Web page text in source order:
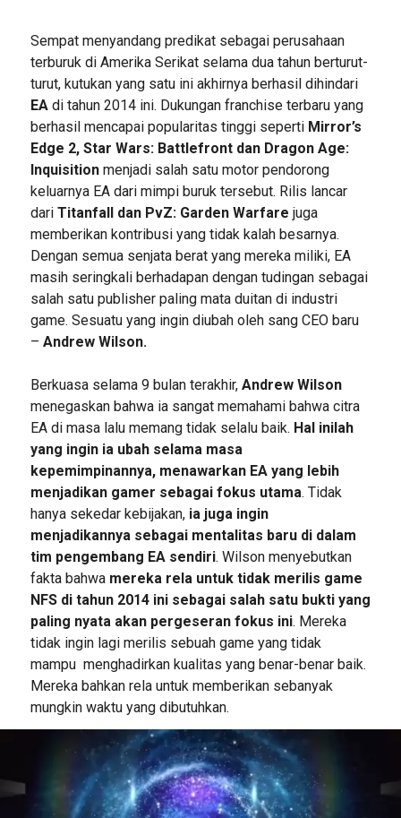
Sempat menyandang predikat sebagai perusahaan
terburuk di Amerika Serikat selama dua tahun berturut-
turut, kutukan yang satu ini akhirnya berhasil dihindari
EAdi tahun 2014 ini. Dukungan franchise terbaru yang
berhasil mencapai popularitas tinggi seperti Mirror’s
Edge 2, Star Wars: Battlefront dan Dragon Age:
Inquisitionmenjadi salah satu motor pendorong
keluarnya EA dari mimpi buruk tersebut. Rilis lancar
dariTitanfall dan PvZ: Garden Warfare juga
memberikan kontribusi yang tidak kalah besarnya.
Dengan semua senjata berat yang mereka miliki, EA
masih seringkali berhadapan dengan tudingan sebagai
salah satu publisher paling mata duitan di industri
game. Sesuatu yang ingin diubah oleh sang CEO baru
– Andrew Wilson.
Berkuasa selama 9 bulan terakhir, Andrew Wilson
menegaskan bahwa ia sangat memahami bahwa citra
EA di masa lalu memang tidak selalu baik. Hal inilah
yang ingin ia ubah selama masa
kepemimpinannya, menawarkan EA yang lebih
menjadikan gamer sebagai fokus utama. Tidak
hanya sekedar kebijakan, ia juga ingin
menjadikannya sebagai mentalitas baru di dalam
tim pengembang EA sendiri. Wilson menyebutkan
fakta bahwa mereka rela untuk tidak merilis game
NFS di tahun 2014 ini sebagai salah satu bukti yang
paling nyata akan pergeseran fokus ini. Mereka
tidak ingin lagi merilis sebuah game yang tidak
mampu menghadirkan kualitas yang benar-benar baik.
Mereka bahkan rela untuk memberikan sebanyak
mungkin waktu yang dibutuhkan.